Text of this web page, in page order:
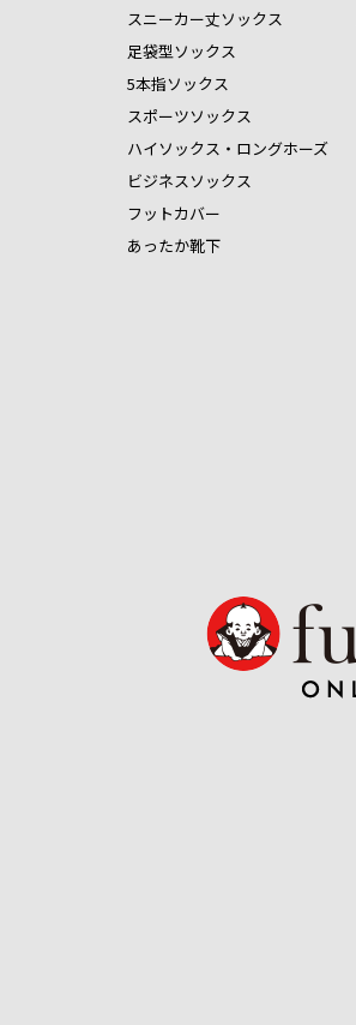
スニーカー丈ソックス
足袋型ソックス
5本指ソックス
スポーツソックス
ハイソックス・ロングホーズ
ビジネスソックス
フットカバー
あったか靴下